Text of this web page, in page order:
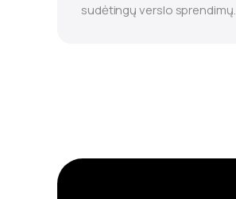
sudėtingų verslo sprendimų.